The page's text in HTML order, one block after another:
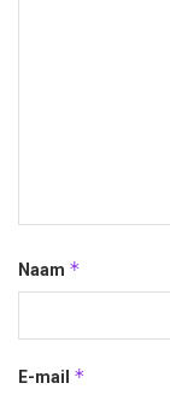
Naam *
E-mail *